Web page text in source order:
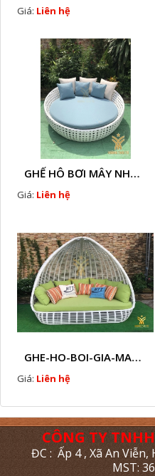
Giá: Liên hệ
GHẾ HÔ BƠI MÂY NHỰA HTT - B33
Giá: Liên hệ
GHE-HO-BOI-GIA-MAY-HTT - B76
Giá: Liên hệ
CÔNG TY
ĐC : Ấp 4 , Xã An
MST: